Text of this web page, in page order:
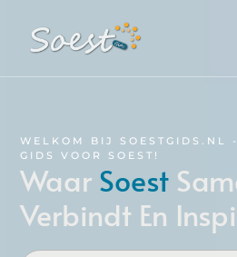
WELKOM BIJ SOESTGIDS.NL
GIDS VOOR SOEST!
Waar Soest
Verbindt En